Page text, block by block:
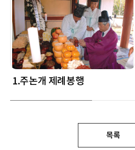
1.주논개 제례봉행
목록